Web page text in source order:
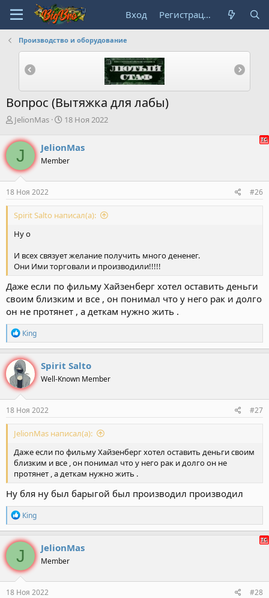
Вход Регистрация
Производство и оборудование
Вопрос (Вытяжка для лабы)
А
т
р
т
е
м
JelionMas
Д
а
н
ч
а
18 Ноя 2022
J JelionMas
Member
18 Ноя 2022 #26
Spirit Salto написал(а):
Ну о
И всех связует желание получить много дененег.
Они Ими торговали и производили!!!!!
Даже если по фильму Хайзенберг хотел оставить деньги
своим близким и все , он понимал что у него рак и долго
он не протянет , а деткам нужно жить .
Р
е
а
к
ц
и
и
:
Кing
Spirit Salto
Well-Known Member
18 Ноя 2022 #27
JelionMas написал(а):
Даже если по фильму Хайзенберг хотел оставить деньги своим
близким и все , он понимал что у него рак и долго он не
протянет , а деткам нужно жить .
Ну бля ну был барыгой был производил производил
Р
е
а
к
ц
и
и
:
Кing
J JelionMas
Member
18 Ноя 2022 #28